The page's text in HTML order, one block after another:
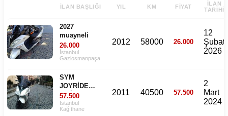
İLAN BAŞLIĞI YIL KM FIYAT
İLAN
TARIHI
2027
muayneli
26.000
İstanbul
Gaziosmanpaşa
2012 58000 26.000
12
Şubat
2026
SYM
JOYRİDE
200İ
TERTEMİZ
ACİL
57.500
İstanbul
Kağıthane
2011 40500 57.500
2
Mart
2024